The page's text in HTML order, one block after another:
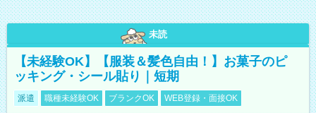
未読
【未経験OK】【服装＆髪色自由！】お菓子のピ
ッキング・シール貼り｜短期
派遣 職種未経験OK ブランクOK WEB登録・面接OK